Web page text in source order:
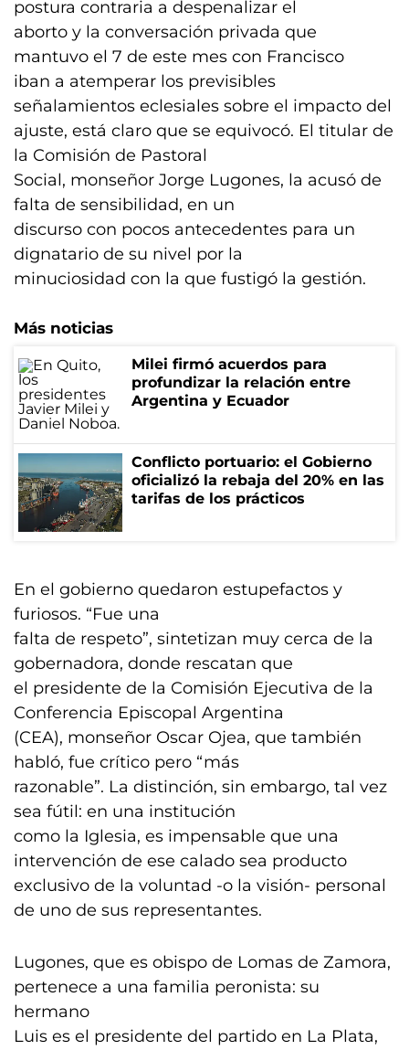
postura contraria a despenalizar el
aborto y la conversación privada que
mantuvo el 7 de este mes con Francisco
iban a atemperar los previsibles
señalamientos eclesiales sobre el impacto del
ajuste, está claro que se equivocó. El titular de
la Comisión de Pastoral
Social, monseñor Jorge Lugones, la acusó de
falta de sensibilidad, en un
discurso con pocos antecedentes para un
dignatario de su nivel por la
minuciosidad con la que fustigó la gestión.
Más noticias
Milei firmó acuerdos para
profundizar la relación entre
Argentina y Ecuador
Conflicto portuario: el Gobierno
oficializó la rebaja del 20% en las
tarifas de los prácticos
En el gobierno quedaron estupefactos y
furiosos. “Fue una
falta de respeto”, sintetizan muy cerca de la
gobernadora, donde rescatan que
el presidente de la Comisión Ejecutiva de la
Conferencia Episcopal Argentina
(CEA), monseñor Oscar Ojea, que también
habló, fue crítico pero “más
razonable”. La distinción, sin embargo, tal vez
sea fútil: en una institución
como la Iglesia, es impensable que una
intervención de ese calado sea producto
exclusivo de la voluntad -o la visión- personal
de uno de sus representantes.
Lugones, que es obispo de Lomas de Zamora,
pertenece a una familia peronista: su
hermano
Luis es el presidente del partido en La Plata,